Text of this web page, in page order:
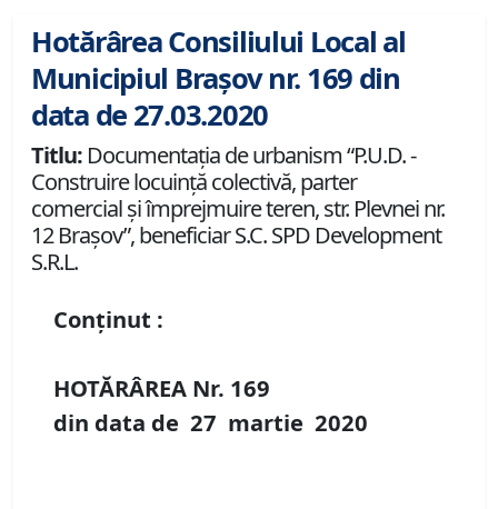
Hotărârea Consiliului Local al
Municipiul Brașov nr. 169 din
data de 27.03.2020
Titlu: Documentaţia de urbanism “P.U.D. -
Construire locuinţă colectivă, parter
comercial şi împrejmuire teren, str. Plevnei nr.
12 Braşov”, beneficiar S.C. SPD Development
S.R.L.
Conținut :
HOTĂRÂREA Nr. 169
din data de 27 martie 2020